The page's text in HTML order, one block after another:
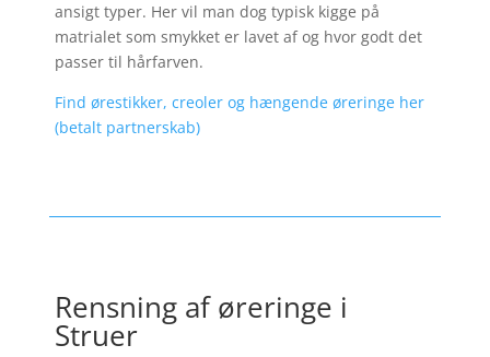
ansigt typer. Her vil man dog typisk kigge på
matrialet som smykket er lavet af og hvor godt det
passer til hårfarven.
Find ørestikker, creoler og hængende øreringe her
(betalt partnerskab)
Rensning af øreringe i
Struer